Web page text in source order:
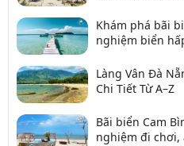
Khám phá bãi
nghiệm biển
Làng Vân Đà
Chi Tiết Từ A–Z
Bãi biển Cam
nghiệm đi chơi,